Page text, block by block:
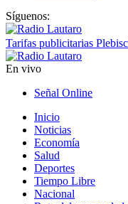
Síguenos:
Tarifas publicitarias
En vivo
Señal Online
Inicio
Noticias
Economía
Salud
Deportes
Tiempo Libre
Nacional